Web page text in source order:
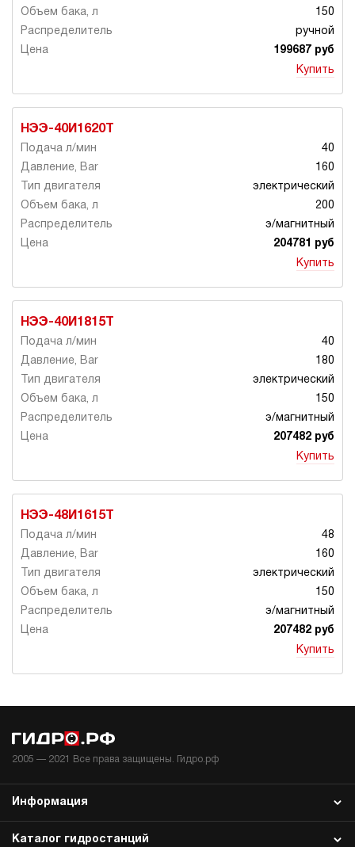
150
ручной
199687 руб
Купить
НЭЭ-40И1620Т
40
160
электрический
200
э/магнитный
204781 руб
Купить
НЭЭ-40И1815Т
40
180
электрический
150
э/магнитный
207482 руб
Купить
НЭЭ-48И1615Т
48
160
электрический
150
э/магнитный
207482 руб
Купить
2005 — 2021 Все права защищены. Гидро.рф
Каталог гидростанций
Информация